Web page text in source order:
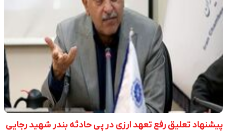
پیشنهاد تعلیق رفع تعهد ارزی در پی حادثه بندر شهید رجایی